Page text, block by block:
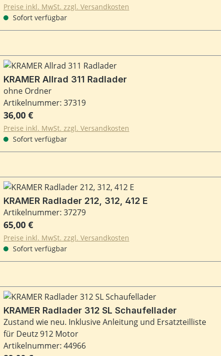
Preise inkl. MwSt. zzgl. Versandkosten
Sofort verfügbar
KRAMER Allrad 311 Radlader
ohne Ordner
Artikelnummer: 37319
Regulärer Preis:
36,00 €
Preise inkl. MwSt. zzgl. Versandkosten
Sofort verfügbar
KRAMER Radlader 212, 312, 412 E
Artikelnummer: 37279
Regulärer Preis:
65,00 €
Preise inkl. MwSt. zzgl. Versandkosten
Sofort verfügbar
KRAMER Radlader 312 SL Schaufellader
Zustand wie neu. Inklusive Anleitung und Ersatzteilliste
für Deutz 912 Motor
Artikelnummer: 44966